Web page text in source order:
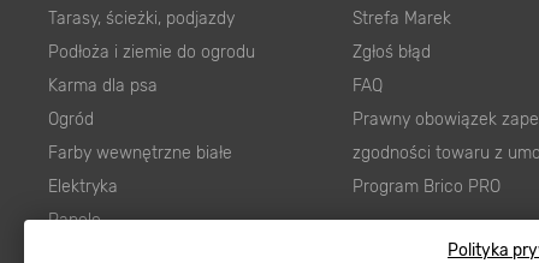
Polityka
Tarasy, ścieżki, podjazdy
Podłoża i ziemie do ogrodu
Karma dla psa
Ogród
Farby wewnętrzne białe
Elektryka
Panele
Strefa Marek
Zgłoś błąd
FAQ
Prawny obowiązek
zgodności towaru z
Program Brico PRO
Regulaminy